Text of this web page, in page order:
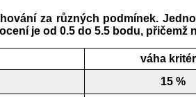
za různých podmínek.
je od 0.5 do 5.5 bodu, přičemž
váha
15 %